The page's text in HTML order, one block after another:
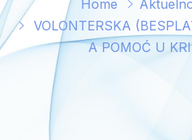
Home
VOLONTERSKA
A POMOĆ U